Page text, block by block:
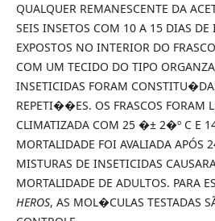
QUALQUER REMANESCENTE DA
SEIS INSETOS COM 10 A 15 DIAS DE
EXPOSTOS NO INTERIOR DO
COM UM TECIDO DO TIPO
INSETICIDAS FORAM
REPETI��ES. OS FRASCOS FORAM
CLIMATIZADA COM 25 �± 2�º C E
MORTALIDADE FOI AVALIADA APÓS
MISTURAS DE INSETICIDAS
MORTALIDADE DE ADULTOS. PARA
HEROS, AS MOL�CULAS TESTADAS